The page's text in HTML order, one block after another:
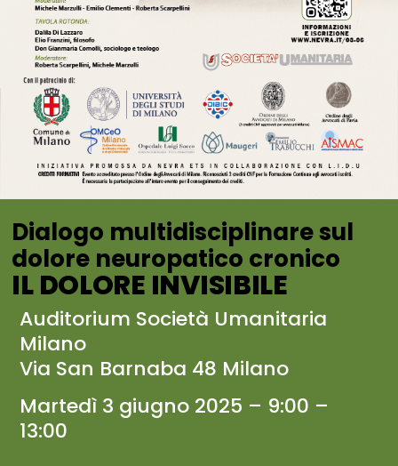
Dialogo multidisciplinare sul
dolore neuropatico cronico
IL DOLORE INVISIBILE
Auditorium Società Umanitaria
Milano
Via San Barnaba 48 Milano
Martedì 3 giugno 2025 – 9:00 –
13:00